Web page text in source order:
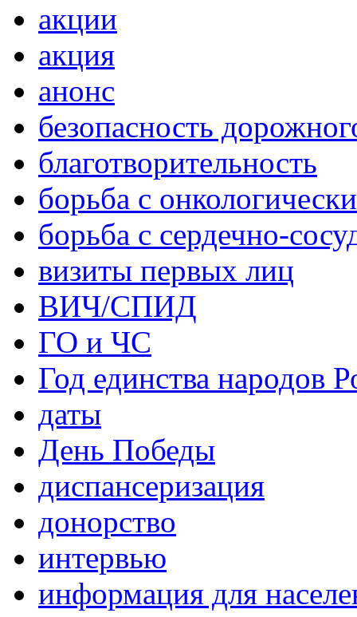
акции
акция
анонс
безопасность
благотворительность
борьба с
борьба с сердечно-
визиты первых лиц
ВИЧ/СПИД
ГО и ЧС
Год единства народов
даты
День Победы
диспансеризация
донорство
интервью
информация для